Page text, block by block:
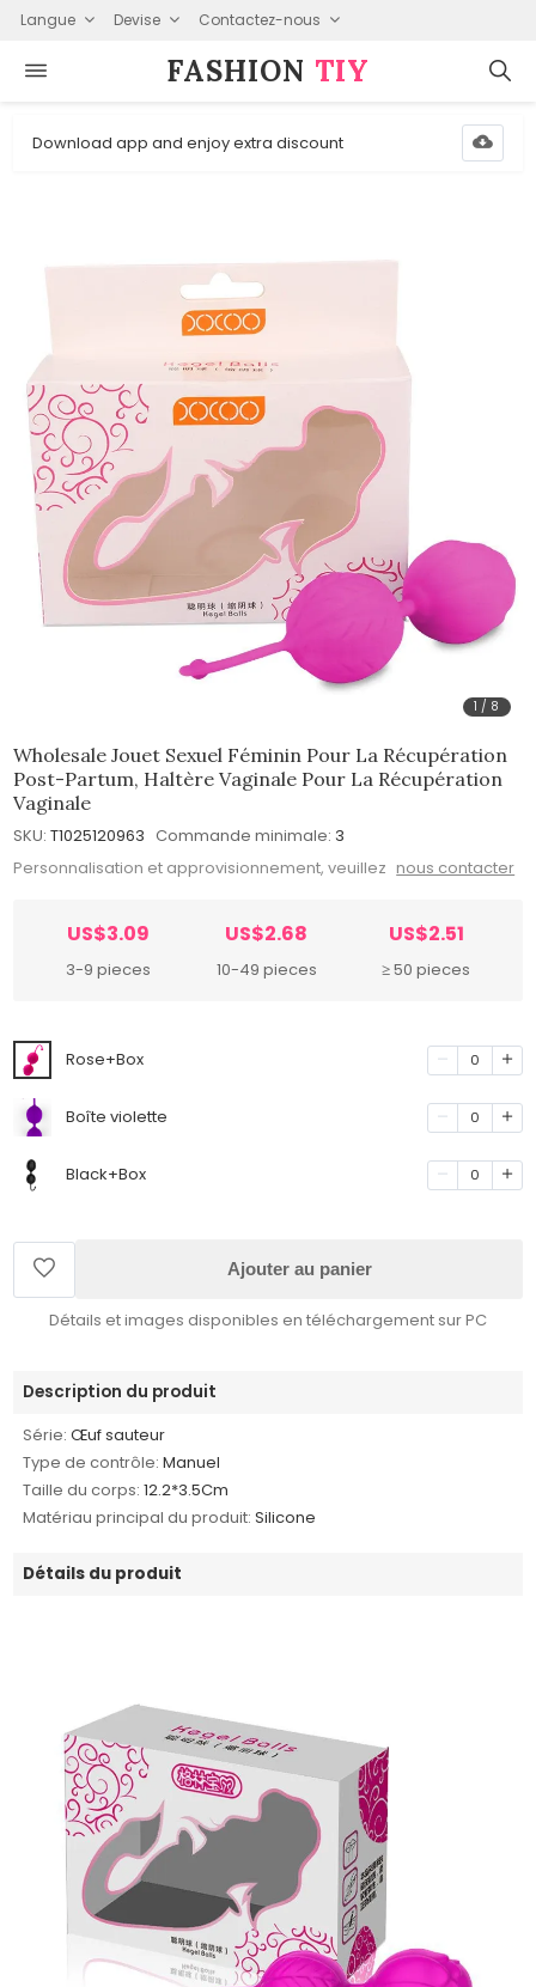
Langue Devise Contactez-nous
FASHION⁠ TIY
Download app and enjoy extra discount
1 / 8
Wholesale Jouet Sexuel Féminin Pour La Récupération
Post-Partum, Haltère Vaginale Pour La Récupération
Vaginale
SKU: T1025120963 Commande minimale: 3
Personnalisation et approvisionnement, veuillez nous contacter
US$3.09
3-9 pieces
US$2.68
10-49 pieces
US$2.51
≥ 50 pieces
Rose+Box 0
Boîte violette 0
Black+Box 0
Ajouter au panier
Détails et images disponibles en téléchargement sur PC
Description du produit
Série: Œuf sauteur
Type de contrôle: Manuel
Taille du corps: 12.2*3.5Cm
Matériau principal du produit: Silicone
Détails du produit